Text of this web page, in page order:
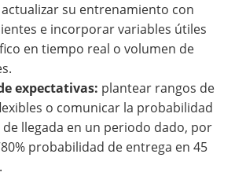
su entrenamiento con
e incorporar variables útiles
en tiempo real o volumen de
expectativas: plantear rangos de
o comunicar la probabilidad
llegada en un periodo dado, por
probabilidad de entrega en 45